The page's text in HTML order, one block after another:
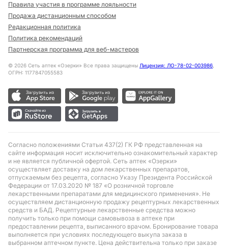
Правила участия в программе лояльности
Продажа дистанционным способом
Редакционная политика
Политика рекомендаций
Партнерская программа для веб-мастеров
© 2026 Сеть аптек «Озерки» Все права защищены Лицензия: ЛО-78-02-003986,
ОГРН: 1177847055583
Согласно положениями Статьи 437(2) ГК РФ представленная на
сайте информация носит исключительно ознакомительный характер
и не является публичной офертой. Сеть аптек «Озерки»
осуществляет доставку на дом лекарственных препаратов,
отпускаемым без рецепта, согласно Указу Президента Российской
Федерации от 17.03.2020 № 187 «О розничной торговле
лекарственными препаратами для медицинского применения». Не
осуществляем дистанционную продажу рецептурных лекарственных
средств и БАД. Рецептурные лекарственные средства можно
получить только при помощи самовывоза в аптеке при
предоставлении рецепта, выписанного врачом. Бронирование товара
выполняется при условиях последующего выкупа заказа в
выбранном аптечном пункте. Цена действительна только при заказе